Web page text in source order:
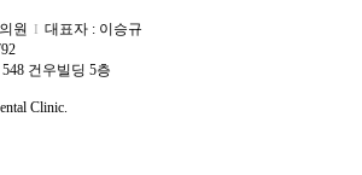
원 I 대표자 : 이승규
건우빌딩 5층
Clinic.